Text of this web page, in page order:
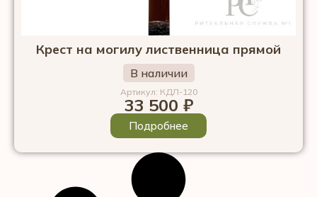
Крест на могилу лиственница прямой
В наличии
Артикул: КДЛ-120
33 500 ₽
Подробнее